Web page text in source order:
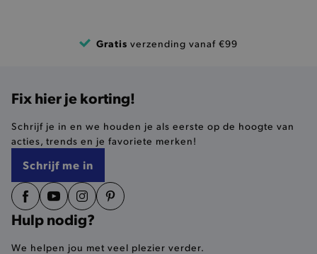
Gratis verzending vanaf €99
Fix hier je korting!
Schrijf je in en we houden je als eerste op de hoogte van
acties, trends en je favoriete merken!
Schrijf me in
Hulp nodig?
We helpen jou met veel plezier verder.
mage-cache-storage
recently_compared_product